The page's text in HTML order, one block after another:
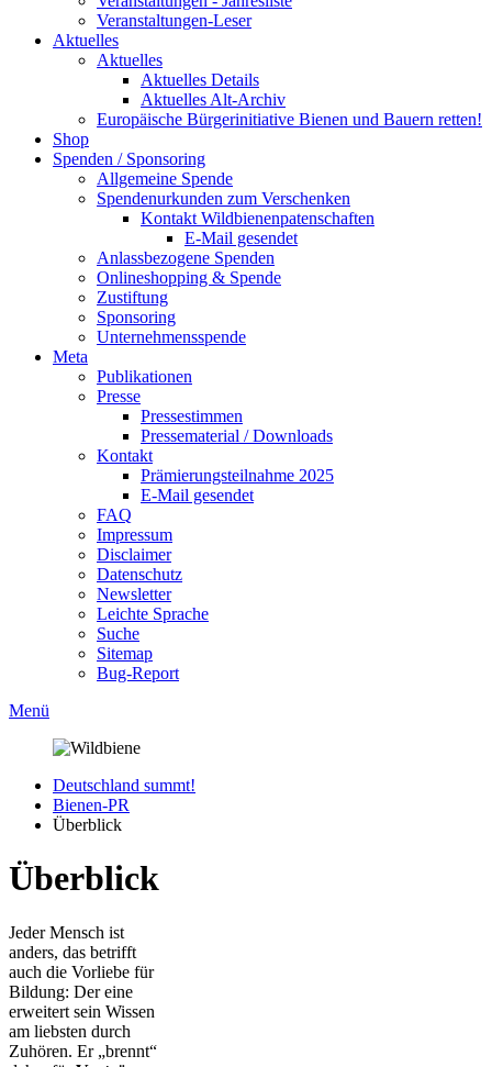
Veranstaltungen-Leser
Aktuelles
Aktuelles
Aktuelles Details
Aktuelles Alt-Archiv
Europäische Bürgerinitiative Bienen und Bauern retten!
Shop
Spenden / Sponsoring
Allgemeine Spende
Spendenurkunden zum Verschenken
Kontakt Wildbienenpatenschaften
E-Mail gesendet
Anlassbezogene Spenden
Onlineshopping & Spende
Zustiftung
Sponsoring
Unternehmensspende
Meta
Publikationen
Presse
Pressestimmen
Pressematerial / Downloads
Kontakt
Prämierungsteilnahme 2025
E-Mail gesendet
FAQ
Impressum
Disclaimer
Datenschutz
Newsletter
Leichte Sprache
Suche
Sitemap
Bug-Report
Menü
Deutschland summt!
Bienen-PR
Überblick
Überblick
Jeder Mensch ist
anders, das betrifft
auch die Vorliebe für
Bildung: Der eine
erweitert sein Wissen
am liebsten durch
Zuhören. Er „brennt“